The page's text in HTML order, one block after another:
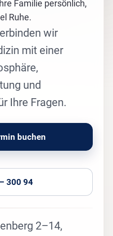
Familie persönlich,
Ruhe.
wir
mit einer
und
Ihre Fragen.
buchen
300 94
2–14,